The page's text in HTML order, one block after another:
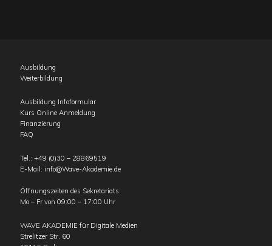
Ausbildung
Weiterbildung
Ausbildung Infoformular
Kurs Online Anmeldung
Finanzierung
FAQ
Tel.: +49 (0)30 – 28869519
E-Mail: info@Wave-Akademie.de
Öffnungszeiten des Sekretariats:
Mo – Fr von 09:00 – 17:00 Uhr
WAVE AKADEMIE für Digitale Medien
Strelitzer Str. 60